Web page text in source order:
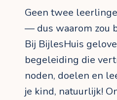
Geen twee
— dus waarom zou
Bij BijlesHuis
begeleiding die
noden, doelen en
je kind, natuurlijk!